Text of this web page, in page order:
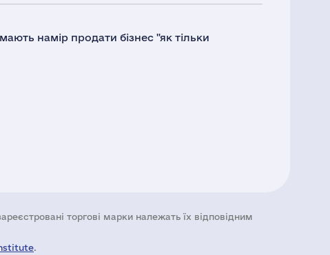
намір продати бізнес "як тільки
торгові марки належать їх відповідним
.